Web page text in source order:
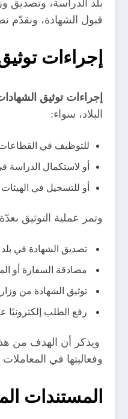
بلد الدراسة، وتصديق
قبول الشهادة، ونقدّم
إجراءات
إجراءات توثيق
البلاد، سواء:
للتوظيف في القطاعات
أو لاستكمال الدراسة
أو للتسجيل في الهيئات
وتمر عملية التوثيق
تصديق الشهادة في بلد
مصادقة السفارة أو
توثيق الشهادة من
رفع الطلب إلكترونيًا
ويذكر أن الهدف من
وفعاليتها في المعاملات
المستندات